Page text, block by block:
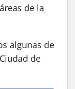
de la
algunas de
de